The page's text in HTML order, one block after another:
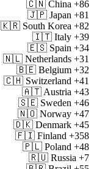
🇨🇳 China +86
🇯🇵 Japan +81
🇰🇷 South Korea +82
🇮🇹 Italy +39
🇪🇸 Spain +34
🇳🇱 Netherlands +31
🇧🇪 Belgium +32
🇨🇭 Switzerland +41
🇦🇹 Austria +43
🇸🇪 Sweden +46
🇳🇴 Norway +47
🇩🇰 Denmark +45
🇫🇮 Finland +358
🇵🇱 Poland +48
🇷🇺 Russia +7